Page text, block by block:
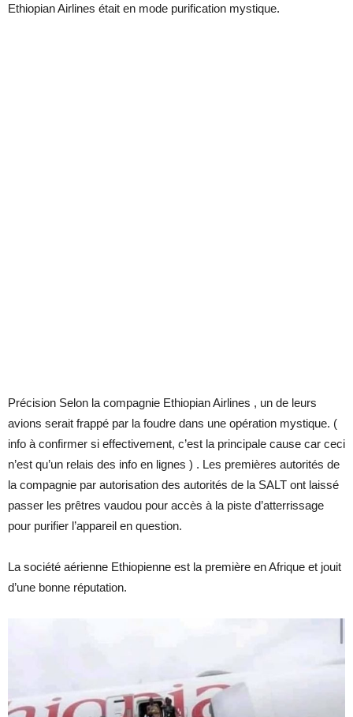
Ethiopian Airlines était en mode purification mystique.
Précision Selon la compagnie Ethiopian Airlines , un de leurs
avions serait frappé par la foudre dans une opération mystique. (
info à confirmer si effectivement, c’est la principale cause car ceci
n’est qu’un relais des info en lignes ) . Les premières autorités de
la compagnie par autorisation des autorités de la SALT ont laissé
passer les prêtres vaudou pour accès à la piste d’atterrissage
pour purifier l’appareil en question.
La société aérienne Ethiopienne est la première en Afrique et jouit
d’une bonne réputation.